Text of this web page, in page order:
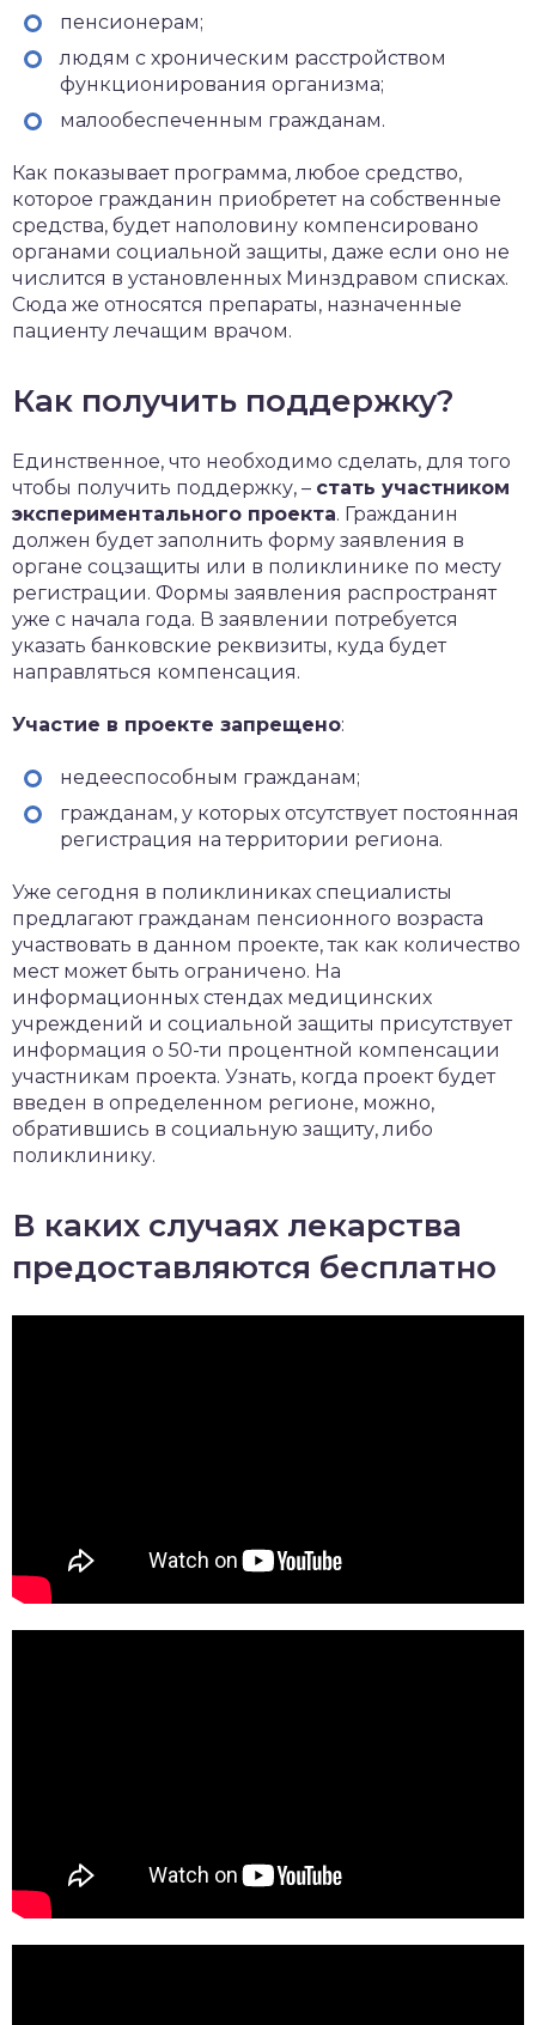
пенсионерам;
людям с хроническим расстройством
функционирования организма;
малообеспеченным гражданам.
Как показывает программа, любое средство,
которое гражданин приобретет на собственные
средства, будет наполовину компенсировано
органами социальной защиты, даже если оно не
числится в установленных Минздравом списках.
Сюда же относятся препараты, назначенные
пациенту лечащим врачом.
Как получить поддержку?
Единственное, что необходимо сделать, для того
чтобы получить поддержку, – стать участником
экспериментального проекта. Гражданин
должен будет заполнить форму заявления в
органе соцзащиты или в поликлинике по месту
регистрации. Формы заявления распространят
уже с начала года. В заявлении потребуется
указать банковские реквизиты, куда будет
направляться компенсация.
Участие в проекте запрещено:
недееспособным гражданам;
гражданам, у которых отсутствует постоянная
регистрация на территории региона.
Уже сегодня в поликлиниках специалисты
предлагают гражданам пенсионного возраста
участвовать в данном проекте, так как количество
мест может быть ограничено. На
информационных стендах медицинских
учреждений и социальной защиты присутствует
информация о 50-ти процентной компенсации
участникам проекта. Узнать, когда проект будет
введен в определенном регионе, можно,
обратившись в социальную защиту, либо
поликлинику.
В каких случаях лекарства
предоставляются бесплатно